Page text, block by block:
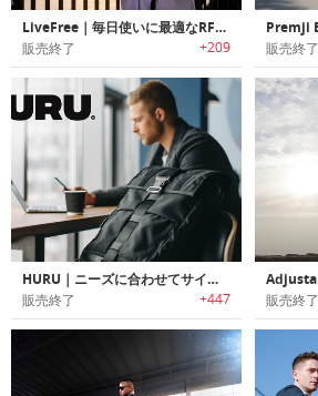
LiveFree｜毎日使いに最適なRFID保護/ワイヤレスチャージャー機能を搭載したバックパック「リブフリー」
販売終了 +209 販売終了
HURU｜ニーズに合わせてサイズ変更可能なタフユースバックパック「フル」
販売終了 +447 販売終了